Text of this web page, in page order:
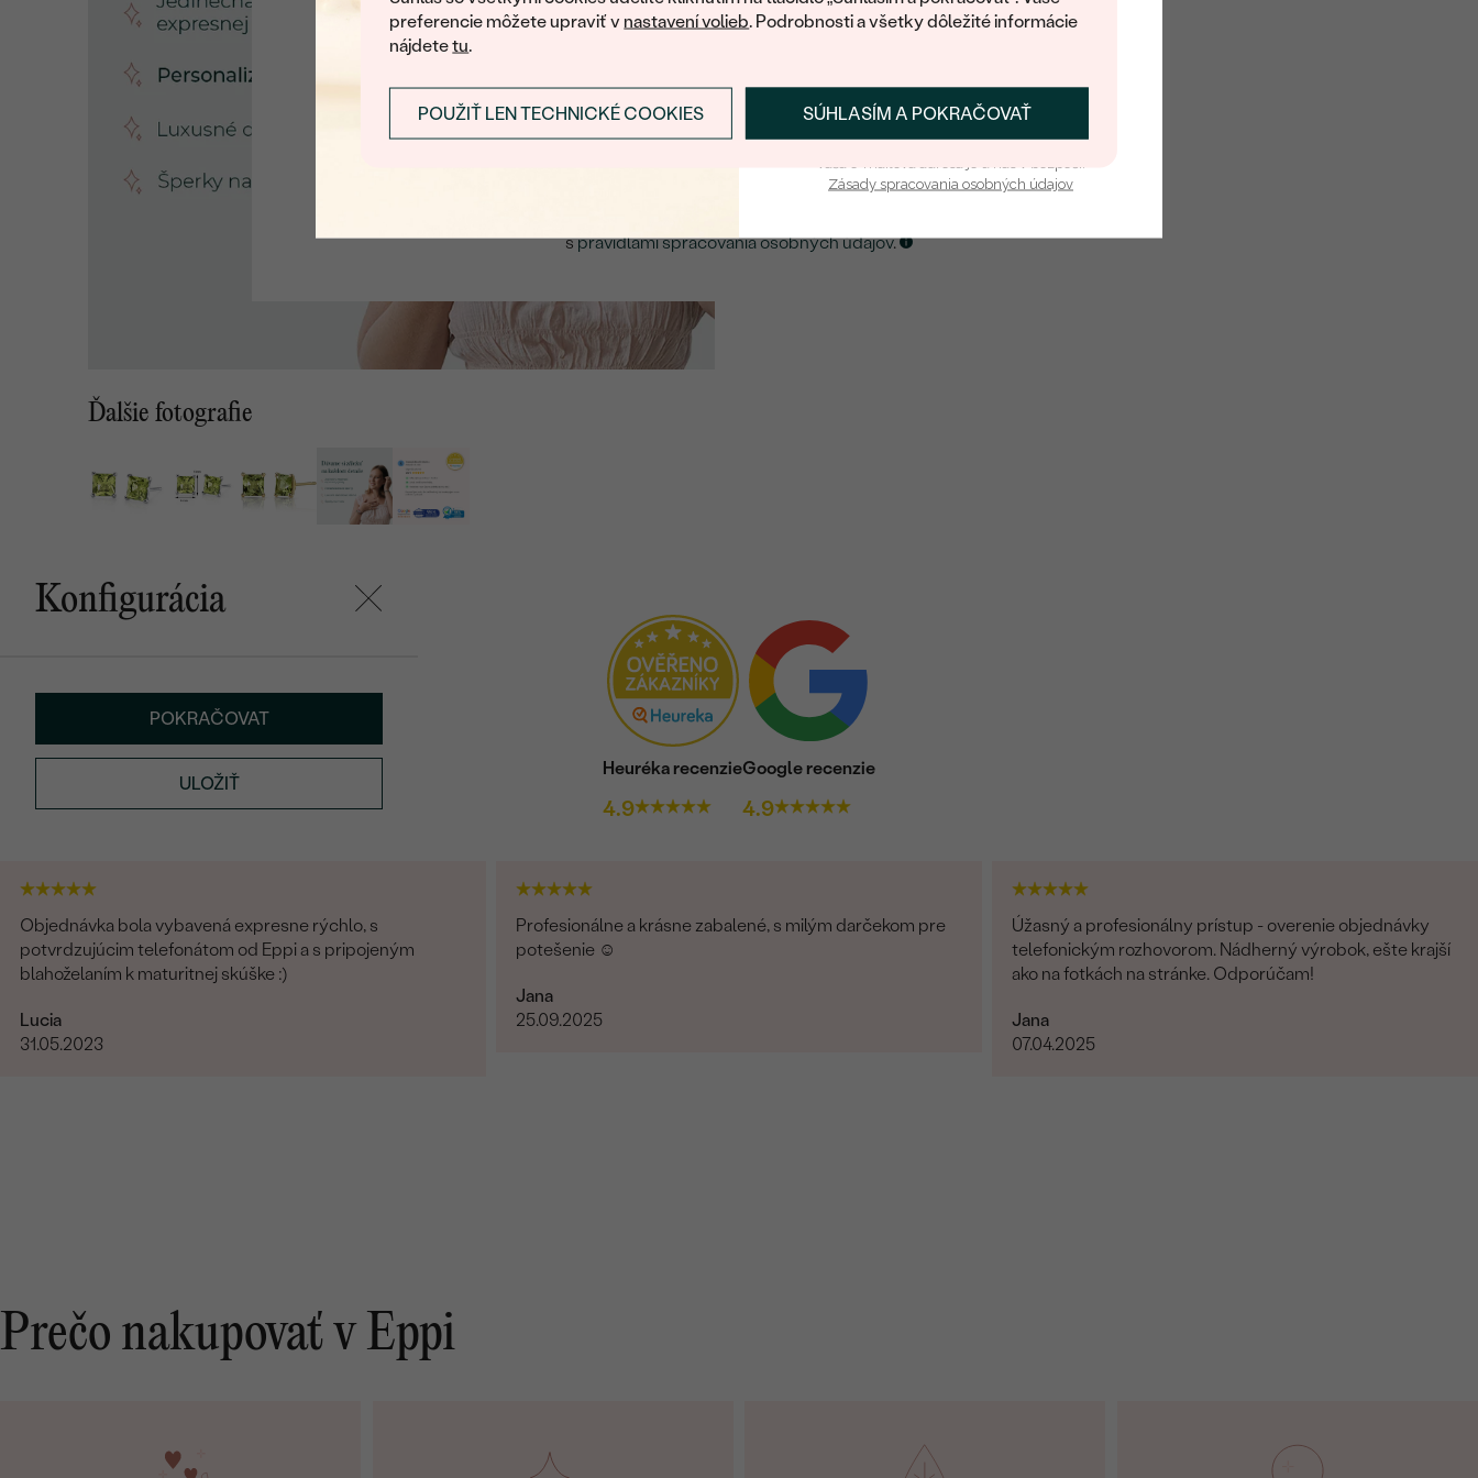
preferencie môžete upraviť v nastavení volieb. Podrobnosti a všetky dôležité informácie
nájdetetu.
SÚHLASÍM A POKRAČOVAŤ
POUŽIŤ LEN TECHNICKÉ COOKIES
Ďalšie fotografie
Konfigurácia
POKRAČOVAT
ULOŽIŤ
Heuréka recenzie
4.9
Google recenzie
4.9
Objednávka bola vybavená expresne rýchlo, s
potvrdzujúcim telefonátom od Eppi a s pripojeným
blahoželaním k maturitnej skúške :)
Lucia
31.05.2023
Profesionálne a krásne zabalené, s milým darčekom pre
potešenie ☺️
Jana
25.09.2025
Úžasný a profesionálny prístup - overenie objednávky
telefonickým rozhovorom. Nádherný výrobok, ešte krajší
ako na fotkách na stránke. Odporúčam!
Jana
07.04.2025
Prečo nakupovať v Eppi
ZASLAŤ UPOZORNENIE NA TENTO
spravidlami spracovania osobných údajov.
Prihlásiť sa a získať zľavu
Zásady spracovania osobných údajov